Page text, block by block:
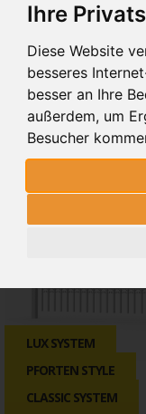
Ihre
Diese Website
besseres
besser an Ihre
außerdem, um
Besucher
PREMIUM SYSTEM
LUX SYSTEM
864 €
PFORTEN STYLE
CLASSIC SYSTEM